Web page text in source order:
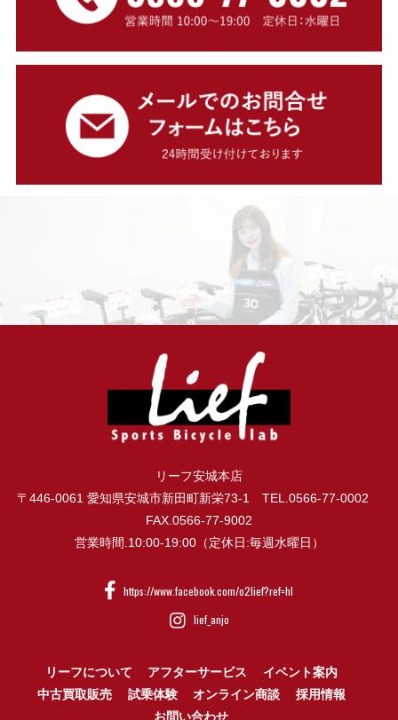
リーフ安城本店
〒446-0061 愛知県安城市新田町新栄73-1 TEL.0566-77-0002
FAX.0566-77-9002
営業時間.10:00-19:00（定休日:毎週水曜日）
https://www.facebook.com/o2lief?ref=hl
lief_anjo
リーフについて アフターサービス
イベント案内
中古買取販売
試乗体験 オンライン商談
採用情報
お問い合わせ